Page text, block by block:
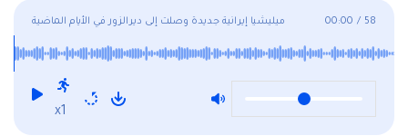
ميليشيا إيرانية جديدة وصلت إلى ديرالزور في الأيام الماضية 00:00 / 58
x1